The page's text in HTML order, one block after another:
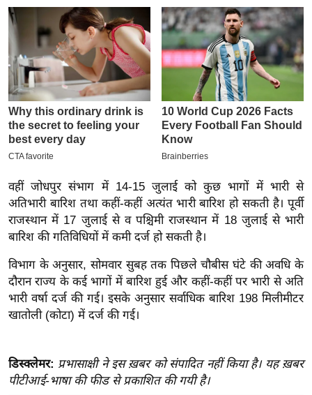
2
6
क्रा
इ
म
ई
-
पे
प
र
मि
सा
ल
बे
मि
सा
ख्सि
य
वहीं जोधपुर संभाग में 14-15 जुलाई को कुछ भागों में भारी से
अतिभारी बारिश तथा कहीं-कहीं अत्यंत भारी बारिश हो सकती है। पूर्वी
राजस्थान में 17 जुलाई से व पश्चिमी राजस्थान में 18 जुलाई से भारी
बारिश की गतिविधियों में कमी दर्ज हो सकती है।
विभाग के अनुसार, सोमवार सुबह तक पिछले चौबीस घंटे की अवधि के
दौरान राज्य के कई भागों में बारिश हुई और कहीं-कहीं पर भारी से अति
भारी वर्षा दर्ज की गई। इसके अनुसार सर्वाधिक बारिश 198 मिलीमीटर
खातोली (कोटा) में दर्ज की गई।
डिस्क्लेमर: प्रभासाक्षी ने इस ख़बर को संपादित नहीं किया है। यह ख़बर
पीटीआई-भाषा की फीड से प्रकाशित की गयी है।